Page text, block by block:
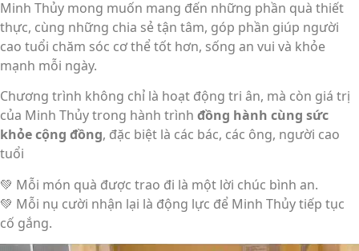
Minh Thủy mong muốn mang đến những phần quà thiết
thực, cùng những chia sẻ tận tâm, góp phần giúp người
cao tuổi chăm sóc cơ thể tốt hơn, sống an vui và khỏe
mạnh mỗi ngày.
Chương trình không chỉ là hoạt động tri ân, mà còn giá trị
của Minh Thủy trong hành trình đồng hành cùng sức
khỏe cộng đồng, đặc biệt là các bác, các ông, người cao
tuổi
💚 Mỗi món quà được trao đi là một lời chúc bình an.
💚 Mỗi nụ cười nhận lại là động lực để Minh Thủy tiếp tục
cố gắng.